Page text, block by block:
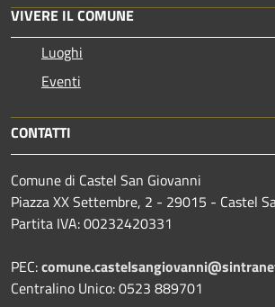
VIVERE IL COMUNE
Luoghi
Eventi
CONTATTI
Comune di Castel San Giovanni
Piazza XX Settembre, 2 - 29015 - Castel
Partita IVA: 00232420331
PEC:
Centralino Unico: 0523 889701